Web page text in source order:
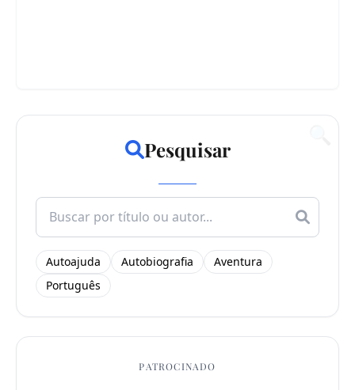
Pesquisar
Search
for:
Autoajuda Autobiografia
Aventura
Português
PATROCINADO